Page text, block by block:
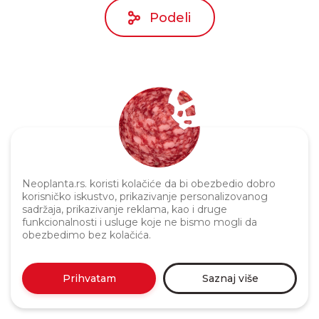
Neoplanta.rs. koristi kolačiće da bi obezbedio dobro
korisničko iskustvo, prikazivanje personalizovanog
sadržaja, prikazivanje reklama, kao i druge
funkcionalnosti i usluge koje ne bismo mogli da
obezbedimo bez kolačića.
Prihvatam Saznaj više
Podeli
Politika privatnosti